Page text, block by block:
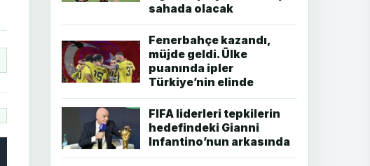
sahada olacak
Fenerbahçe kazandı,
müjde geldi. Ülke
puanında ipler
Türkiye’nin elinde
FIFA liderleri tepkilerin
hedefindeki Gianni
Infantino’nun arkasında